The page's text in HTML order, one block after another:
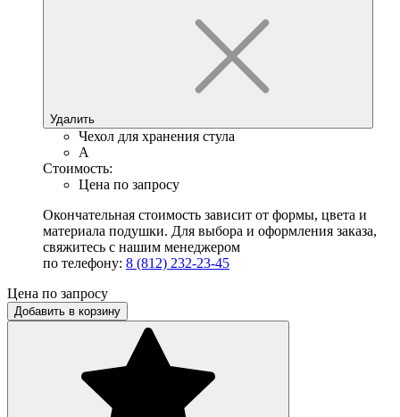
Удалить
Чехол для хранения стула
A
Стоимость:
Цена по запросу
Окончательная стоимость зависит от формы, цвета и
материала подушки. Для выбора и оформления заказа,
свяжитесь с нашим менеджером
по телефону: 8 (812) 232-23-45
Цена по запросу
Добавить в корзину